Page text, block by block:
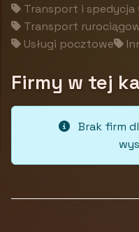
Transport i spedycja
Transport
Usługi pocztowe
Firmy w tej
Brak firm